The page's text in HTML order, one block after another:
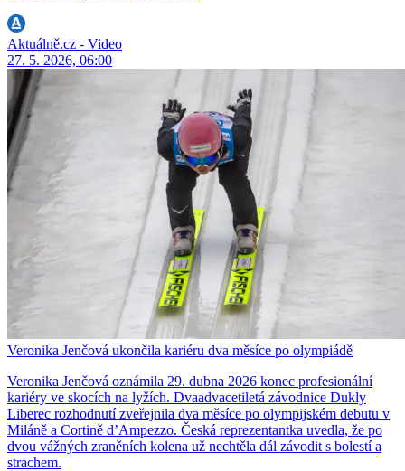
Aktuálně.cz - Video
27. 5. 2026, 06:00
Veronika Jenčová ukončila kariéru dva měsíce po olympiádě
Veronika Jenčová oznámila 29. dubna 2026 konec profesionální
kariéry ve skocích na lyžích. Dvaadvacetiletá závodnice Dukly
Liberec rozhodnutí zveřejnila dva měsíce po olympijském debutu v
Miláně a Cortině d’Ampezzo. Česká reprezentantka uvedla, že po
dvou vážných zraněních kolena už nechtěla dál závodit s bolestí a
strachem.